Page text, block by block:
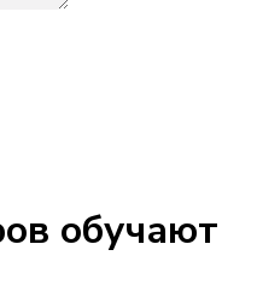
обучают